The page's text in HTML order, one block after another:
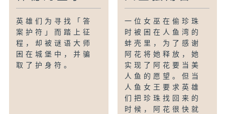
英雄们为寻找「答
案护符」而踏上征
程，却被谜语大师
困在城堡中，并骗
取了护身符。
一位女巫在偷珍珠
时被困在人鱼湾的
蚌壳里，为了感谢
阿花将她释放，她
实现了阿花要当美
人鱼的愿望。但当
人鱼女王要求英雄
们把珍珠找回来的
时候，阿花很快就